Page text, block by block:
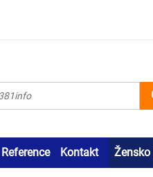
Reference Kontakt